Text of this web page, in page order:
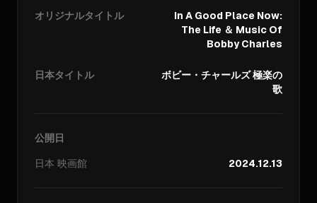
オリジナルタイトル
In A Good Place Now:
The Life ＆ Music Of
Bobby Charles
日本タイトル
ボビー・チャールズ 極楽の
歌
公開日
日本 映画館 2024.12.13